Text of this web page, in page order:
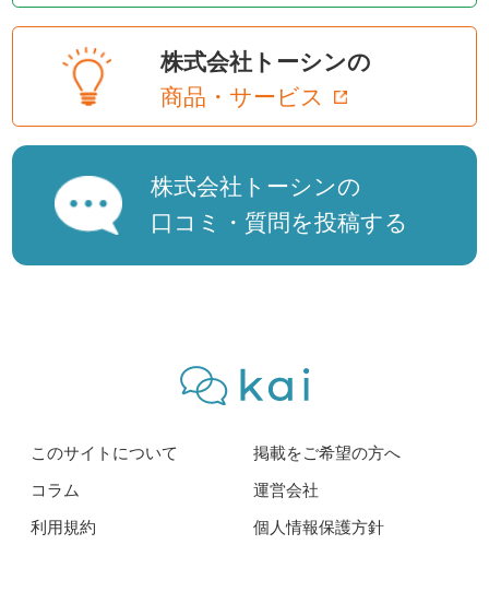
株式会社トーシンの
商品・サービス
株式会社トーシンの
口コミ・質問を投稿する
このサイトについて
掲載をご希望の方へ
コラム
運営会社
利用規約
個人情報保護方針